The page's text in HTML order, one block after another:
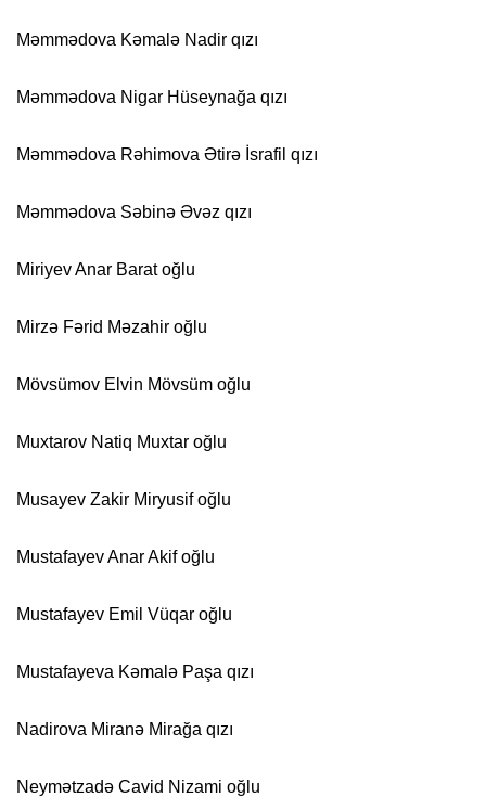
Məmmədova Kəmalə Nadir qızı
Məmmədova Nigar Hüseynağa qızı
Məmmədova Rəhimova Ətirə İsrafil qızı
Məmmədova Səbinə Əvəz qızı
Miriyev Anar Barat oğlu
Mirzə Fərid Məzahir oğlu
Mövsümov Elvin Mövsüm oğlu
Muxtarov Natiq Muxtar oğlu
Musayev Zakir Miryusif oğlu
Mustafayev Anar Akif oğlu
Mustafayev Emil Vüqar oğlu
Mustafayeva Kəmalə Paşa qızı
Nadirova Miranə Mirağa qızı
Neymətzadə Cavid Nizami oğlu